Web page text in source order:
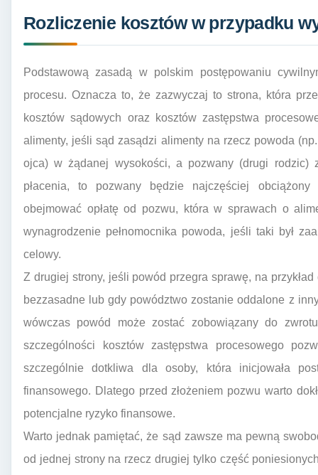
Rozliczenie kosztów w przypadku
Podstawową zasadą w polskim postępowaniu
procesu. Oznacza to, że zazwyczaj to strona, która
kosztów sądowych oraz kosztów zastępstwa
alimenty, jeśli sąd zasądzi alimenty na rzecz powoda
ojca) w żądanej wysokości, a pozwany (drugi rodzic)
płacenia, to pozwany będzie najczęściej
obejmować opłatę od pozwu, która w sprawach o
wynagrodzenie pełnomocnika powoda, jeśli taki był
celowy.
Z drugiej strony, jeśli powód przegra sprawę, na
bezzasadne lub gdy powództwo zostanie oddalone z
wówczas powód może zostać zobowiązany do
szczególności kosztów zastępstwa procesowego
szczególnie dotkliwa dla osoby, która inicjowała
finansowego. Dlatego przed złożeniem pozwu warto
potencjalne ryzyko finansowe.
Warto jednak pamiętać, że sąd zawsze ma pewną
od jednej strony na rzecz drugiej tylko część